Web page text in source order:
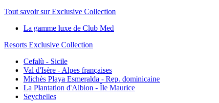
Tout savoir sur Exclusive Collection
La gamme luxe de Club Med
Resorts Exclusive Collection
Cefalù - Sicile
Val d'Isère - Alpes françaises
Michès Playa Esmeralda - Rep. dominicaine
La Plantation d'Albion - Île Maurice
Seychelles